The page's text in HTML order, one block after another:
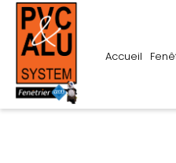
Accueil